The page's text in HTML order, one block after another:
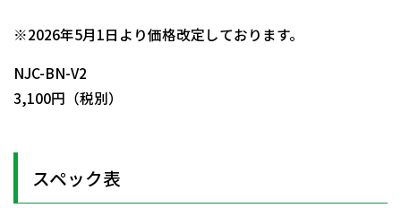
※2026年5月1日より価格改定しております。
NJC-BN-V2
3,100円（税別）
スペック表